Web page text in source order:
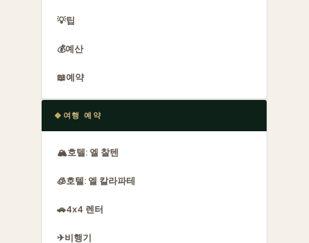
💡팁
💰예산
📖예약
여행 예약
🏔호텔: 엘 찰텐
🧊호텔: 엘 칼라파테
🚗4x4 렌터
✈비행기